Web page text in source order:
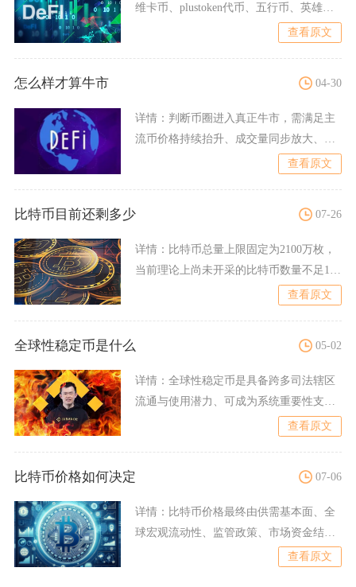
维卡币、plustoken代币、五行币、英雄
查看原文
怎么样才算牛市 04-30
详情： 判断币圈进入真正牛市，需满足主
流币价格持续抬升、成交量同步放大、机
查看原文
比特币目前还剩多少 07-26
详情： 比特币总量上限固定为2100万枚，
当前理论上尚未开采的比特币数量不足100
查看原文
全球性稳定币是什么 05-02
详情： 全球性稳定币是具备跨多司法辖区
流通与使用潜力、可成为系统重要性支付
查看原文
比特币价格如何决定 07-06
详情： 比特币价格最终由供需基本面、全
球宏观流动性、监管政策、市场资金结构
查看原文